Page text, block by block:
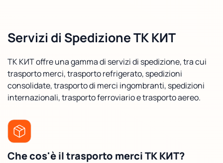
Servizi di Spedizione ТК КИТ
ТК КИТ offre una gamma di servizi di spedizione, tra cui
trasporto merci, trasporto refrigerato, spedizioni
consolidate, trasporto di merci ingombranti, spedizioni
internazionali, trasporto ferroviario e trasporto aereo.
Che cos'è il trasporto merci ТК КИТ?